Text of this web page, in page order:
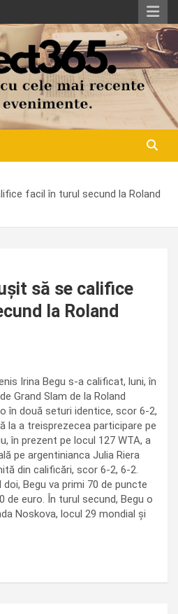
facil în turul secund la Roland
să se califice
la Roland
Irina Begu s-a calificat, luni, în
Grand Slam de la Roland
în două seturi identice, scor 6-2,
la a treisprezecea participare pe
în prezent pe locul 127 WTA, a
pe argentinianca Julia Riera
din calificări, scor 6-2, 6-2.
Begu va primi 70 de puncte
de euro. În turul secund, Begu o
Noskova, locul 29 mondial şi